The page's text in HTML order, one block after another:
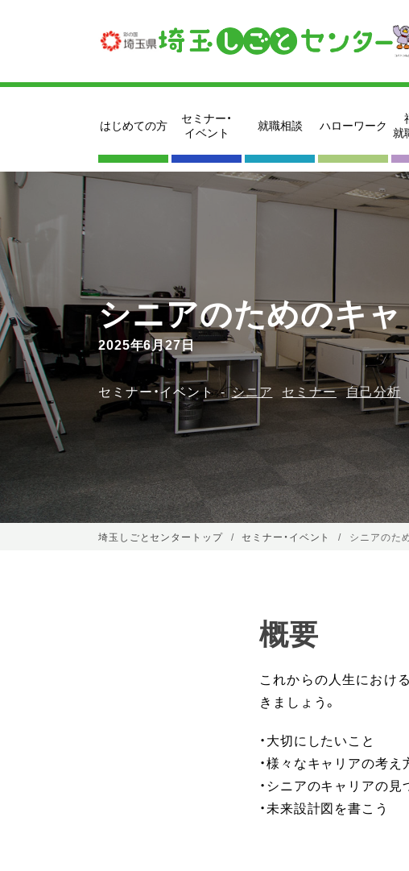
はじめての方
セミナー・
イベント
就職相談 ハローワーク 就
シニアのためのキ
2025年6月27日
セミナー・イベント シニア セミナー 自己分析
埼玉しごとセンタートップ セミナー・イベント シニアのた
概要
これからの人生におけ
きましょう。
・大切にしたいこと
・様々なキャリアの考え
・シニアのキャリアの見
・未来設計図を書こう